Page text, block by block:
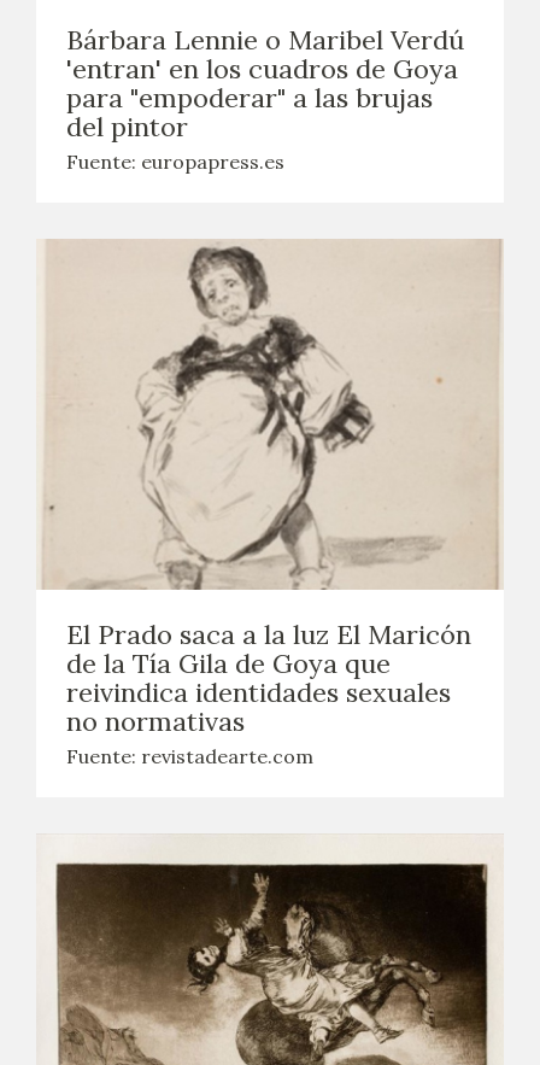
Bárbara Lennie o Maribel Verdú
'entran' en los cuadros de Goya
para "empoderar" a las brujas
del pintor
Fuente: europapress.es
El Prado saca a la luz El Maricón
de la Tía Gila de Goya que
reivindica identidades sexuales
no normativas
Fuente: revistadearte.com